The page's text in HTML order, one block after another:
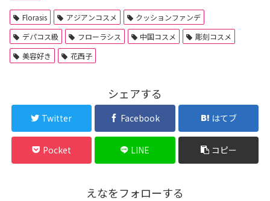
Florasis アジアンコスメ
クッションファンデ
デパコス級
フローラシス 中国コスメ
彫刻コスメ
美容好き
花西子
シェアする
Twitter Facebook はてブ
Pocket LINE コピー
えなをフォローする